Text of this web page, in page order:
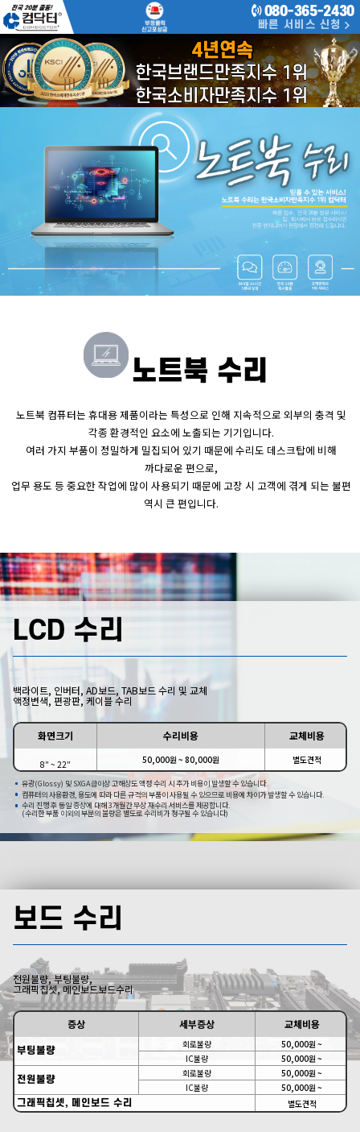
080-365-2430
빠른 서비스 신청
노트북 수리
노트북 컴퓨터는 휴대용 제품이라는 특성으로 인해 지속적으로 외부의 충격 및
각종 환경적인 요소에 노출되는 기기입니다.
여러 가지 부품이 정밀하게 밀집되어 있기 때문에 수리도 데스크탑에 비해
까다로운 편으로,
업무 용도 등 중요한 작업에 많이 사용되기 때문에 고장 시 고객에 겪게 되는 불편
역시 큰 편입니다.
LCD 수리
백라이트, 인버터, AD보드, TAB보드 수리 및 교체
액정변색, 편광판, 케이블 수리
화면크기 수리비용 교체비용
8″ ~ 22″ 50,000원 ~ 80,000원 별도견적
유광(Glossy) 및 SXGA급이상 고해상도 액정 수리 시 추가 비용이 발생할 수 있습니다.
컴퓨터의 사용환경, 용도에 따라 다른 규격의 부품이 사용될 수 있으므로 비용에 차이가 발생할 수 있습니다.
수리 진행 후 동일 증상에 대해 3개월간 무상 재수리 서비스를 제공합니다.
(수리한 부품 이외의 부분의 불량은 별도로 수리비가 청구될 수 있습니다)
보드 수리
전원불량, 부팅불량,
그래픽칩셋, 메인보드보드수리
증상 세부증상 교체비용
부팅불량
회로불량
50,000원 ~
IC불량
50,000원 ~
전원불량
회로불량
50,000원 ~
IC불량
50,000원 ~
그래픽칩셋, 메인보드 수리 별도견적